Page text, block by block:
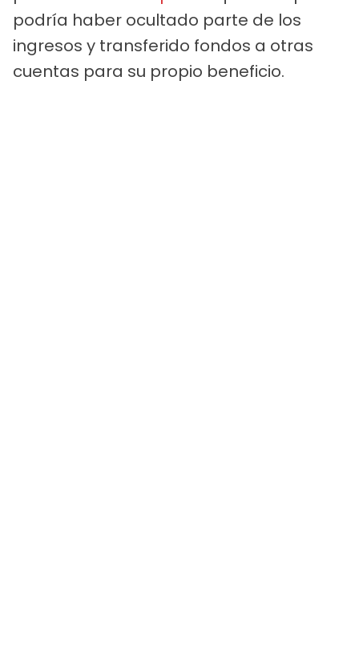
podría haber ocultado parte de los
ingresos y transferido fondos a otras
cuentas para su propio beneficio.